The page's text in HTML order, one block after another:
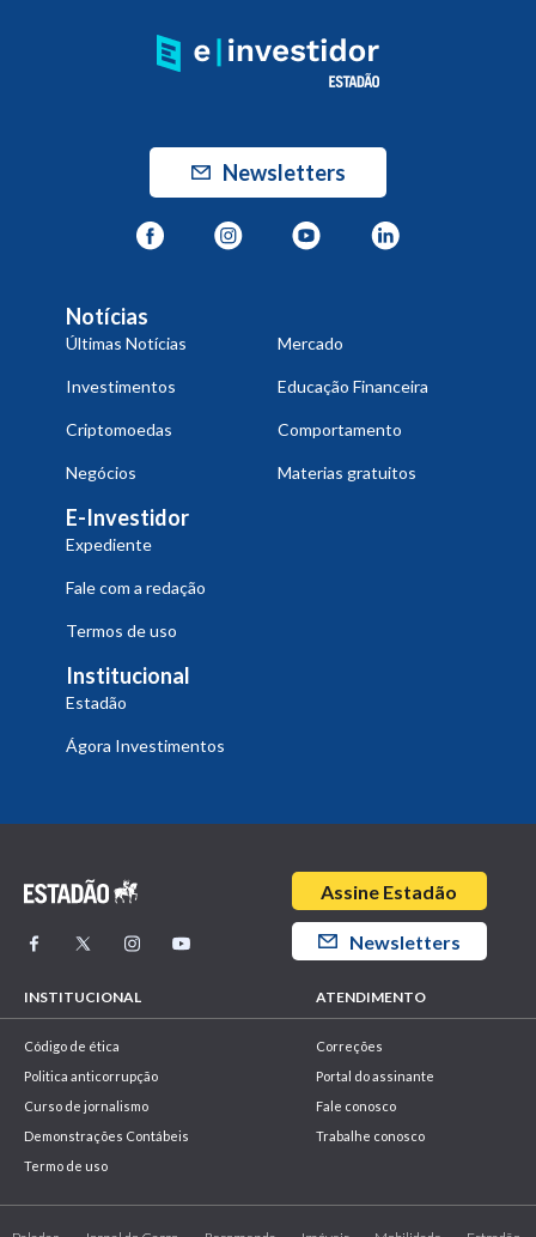
Newsletters
Notícias
Últimas Notícias Mercado
Investimentos Educação Financeira
Criptomoedas Comportamento
Negócios Materias gratuitos
E-Investidor
Expediente
Fale com a redação
Termos de uso
Institucional
Estadão
Ágora Investimentos
INSTITUCIONAL
Código de ética
Politica anticorrupção
Curso de jornalismo
Demonstrações Contábeis
Termo de uso
ATENDIMENTO
Correções
Portal do assinante
Fale conosco
Trabalhe conosco
Assine Estadão
Newsletters